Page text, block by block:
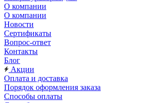
О компании
О компании
Новости
Сертификаты
Вопрос-ответ
Контакты
Блог
Акции
Оплата и доставка
Порядок оформления заказа
Способы оплаты